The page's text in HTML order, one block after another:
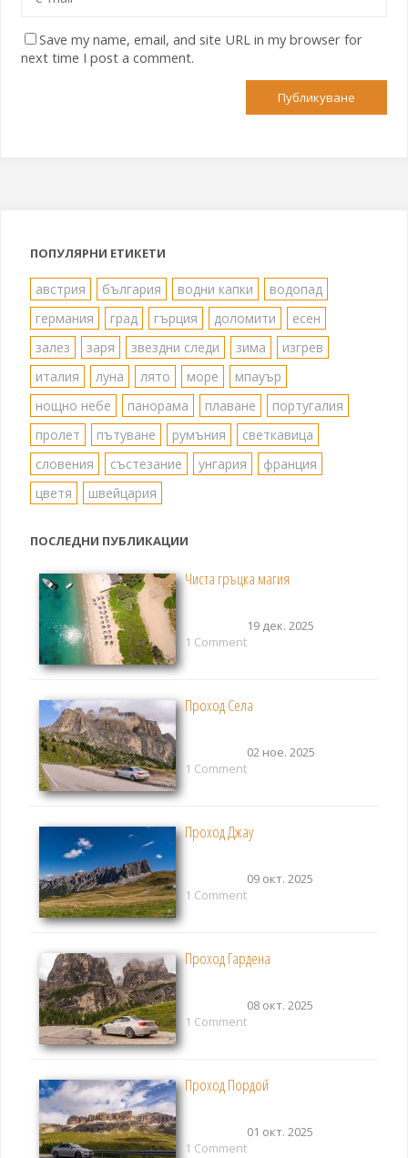
Save my name, email, and site URL in my browser for
next time I post a comment.
ПОПУЛЯРНИ ЕТИКЕТИ
австрия българия водни капки
водопад
германия
град гърция доломити
есен
залез
заря звездни следи зима
изгрев
италия
луна лято море
мпауър
нощно небе
панорама плаване
португалия
пролет
пътуване румъния
светкавица
словения
състезание унгария
франция
цветя
швейцария
ПОСЛЕДНИ ПУБЛИКАЦИИ
Чиста гръцка магия
19 дек. 2025
1 Comment
Проход Села
02 ное. 2025
1 Comment
Проход Джау
09 окт. 2025
1 Comment
Проход Гардена
08 окт. 2025
1 Comment
Проход Пордой
01 окт. 2025
1 Comment